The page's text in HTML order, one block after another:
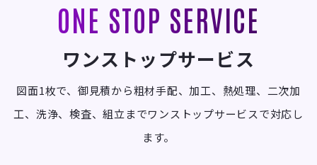
ONE STOP SERVICE
ワンストップサービス
図面1枚で、御見積から粗材手配、加工、熱処理、二次加
工、洗浄、検査、組立までワンストップサービスで対応し
ます。